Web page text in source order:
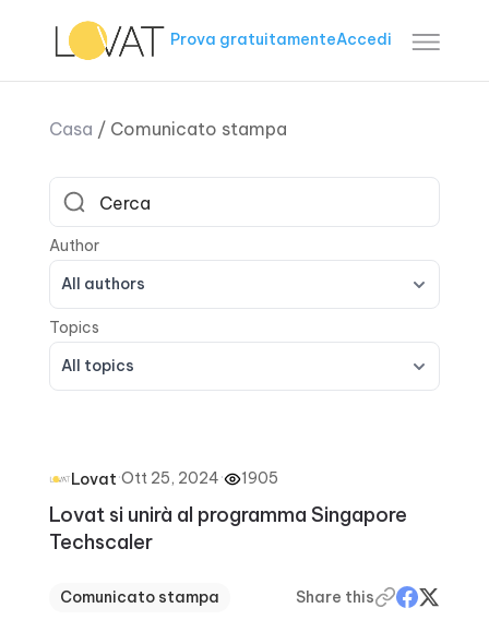
Prova gratuitamenteAccedi
Casa / Comunicato stampa
All authors
All topics
Lovat·Ott 25, 2024· 1905
Lovat si unirà al programma Singapore
Techscaler
Comunicato stampa Share this